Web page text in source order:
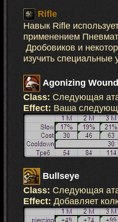
Rifle
Навык Rifle
применением
Дробовиков и
изучить специальные
Agonizing Wound
Class: Следующая
Effect: Ваша
Bullseye
Class: Следующая
Effect: Добавляет